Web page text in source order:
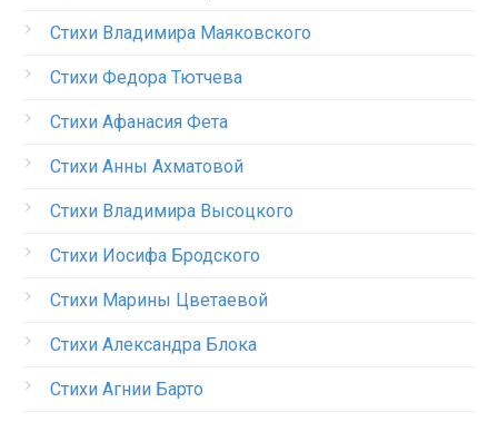
Стихи Владимира Маяковского
Стихи Федора Тютчева
Стихи Афанасия Фета
Стихи Анны Ахматовой
Стихи Владимира Высоцкого
Стихи Иосифа Бродского
Стихи Марины Цветаевой
Стихи Александра Блока
Стихи Агнии Барто